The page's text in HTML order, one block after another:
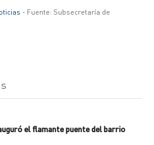
- Fuente: Subsecretaría de
el flamante puente del barrio